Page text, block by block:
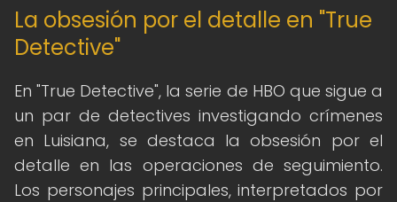
La obsesión por el detalle en "True
Detective"
En "True Detective", la serie de HBO que sigue a
un par de detectives investigando crímenes
en Luisiana, se destaca la obsesión por el
detalle en las operaciones de seguimiento.
Los personajes principales, interpretados por